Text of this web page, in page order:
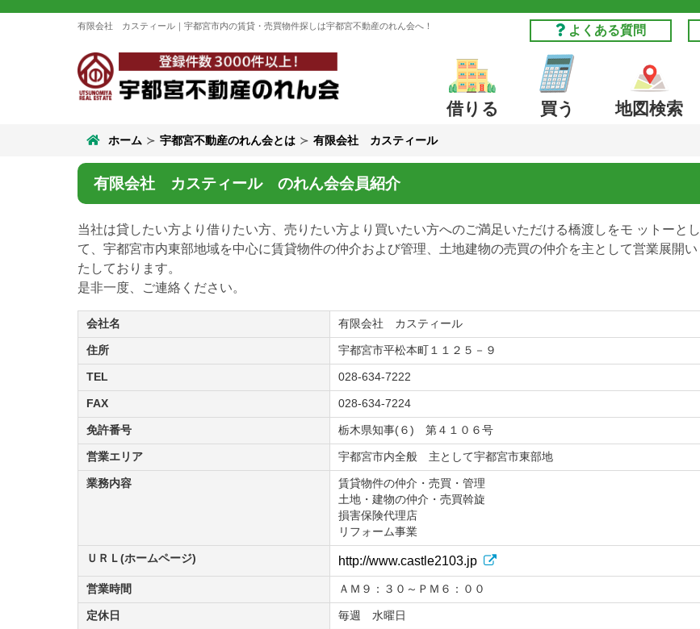
有限会社 カスティール｜宇都宮市内の賃貸・売買物件探しは宇都宮不動産のれん会へ！
借りる 買う 地図検索
よくある質問
ホーム 宇都宮不動産のれん会とは 有限会社 カスティール
有限会社 カスティール のれん会会員紹介
当社は貸したい方より借りたい方、売りたい方より買いたい方へのご満足いただける橋渡しをモ ットーとし
て、宇都宮市内東部地域を中心に賃貸物件の仲介および管理、土地建物の売買の仲介を主として営業展開い
たしております。
是非一度、ご連絡ください。
会社名 有限会社 カスティール
住所 宇都宮市平松本町１１２５－９
TEL 028-634-7222
FAX 028-634-7224
免許番号 栃木県知事(６) 第４１０６号
営業エリア 宇都宮市内全般 主として宇都宮市東部地
業務内容
賃貸物件の仲介・売買・管理
土地・建物の仲介・売買斡旋
損害保険代理店
リフォーム事業
ＵＲＬ(ホームページ) http://www.castle2103.jp
営業時間 ＡＭ９：３０～ＰＭ６：００
定休日 毎週 水曜日